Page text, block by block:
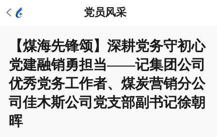
党员风采
【煤海先锋颂】深耕党务守初心
党建融销勇担当——记集团公司
优秀党务工作者、煤炭营销分公
司佳木斯公司党支部副书记徐朝
晖